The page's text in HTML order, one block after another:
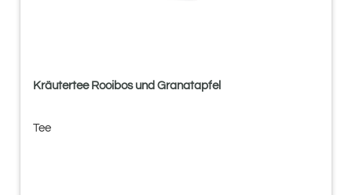
Kräutertee Rooibos und Granatapfel
Tee